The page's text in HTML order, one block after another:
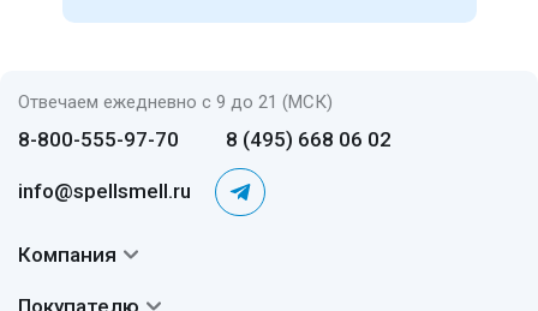
Отвечаем ежедневно с 9 до 21 (МСК)
8-800-555-97-70 8 (495) 668 06 02
info@spellsmell.ru
Компания